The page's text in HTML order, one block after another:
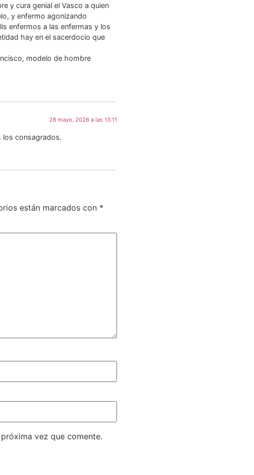
y cura genial el Vasco a quien
y enfermo agonizando
enfermos a las enfermas y los
hay en el sacerdocio que
modelo de hombre
28 mayo, 2026 a las 13:11
los consagrados.
están marcados con *
vez que comente.